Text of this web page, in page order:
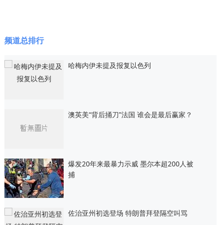
频道总排行
哈梅内伊未提及报复以色列
澳英美“背后捅刀”法国 谁会是最后赢家？
爆发20年来最暴力示威 墨尔本超200人被
捕
佐治亚州初选登场 特朗普拜登隔空叫骂